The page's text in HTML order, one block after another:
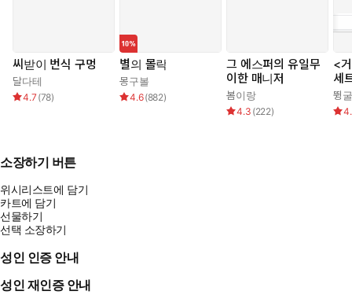
씨받이 번식 구멍
달다테
4.7 (78)
별의 몰락
몽구볼
4.6(882)
그 에스퍼의 유일무
이한 매니저
봄이랑
4.3 (222)
<
세
뜅
소장하기 버튼
위시리스트에 담기
카트에 담기
선물하기
선택 소장하기
성인 인증 안내
성인 재인증 안내